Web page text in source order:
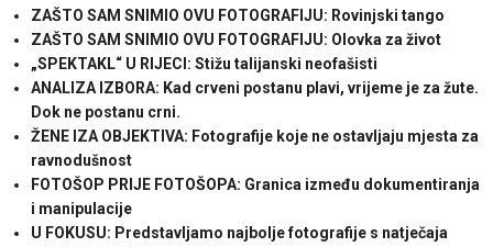
ZAŠTO SAM SNIMIO OVU FOTOGRAFIJU: Rovinjski tango
ZAŠTO SAM SNIMIO OVU FOTOGRAFIJU: Olovka za život
„SPEKTAKL“ U RIJECI: Stižu talijanski neofašisti
ANALIZA IZBORA: Kad crveni postanu plavi, vrijeme je za žute.
Dok ne postanu crni.
ŽENE IZA OBJEKTIVA: Fotografije koje ne ostavljaju mjesta za
ravnodušnost
FOTOŠOP PRIJE FOTOŠOPA: Granica između dokumentiranja
i manipulacije
U FOKUSU: Predstavljamo najbolje fotografije s natječaja